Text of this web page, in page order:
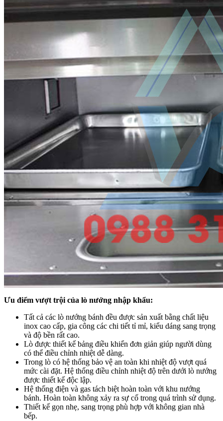
Ưu điểm vượt trội của lò nướng nhập khẩu:
Tất cả các lò nướng bánh đều được sản xuất bằng chất liệu
inox cao cấp, gia công các chi tiết tỉ mỉ, kiểu dáng sang trọng
và độ bền rất cao.
Lò được thiết kế bảng điều khiển đơn giản giúp người dùng
có thể điều chỉnh nhiệt dễ dàng.
Trong lò có hệ thống bảo vệ an toàn khi nhiệt độ vượt quá
mức cài đặt. Hệ thống điều chỉnh nhiệt độ trên dưới lò nướng
được thiết kế độc lập.
Hệ thống điện và gas tách biệt hoàn toàn với khu nướng
bánh. Hoàn toàn không xảy ra sự cố trong quá trình sử dụng.
Thiết kế gọn nhẹ, sang trọng phù hợp với không gian nhà
bếp.